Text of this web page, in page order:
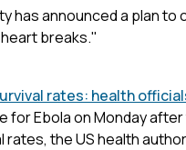
has announced a plan
breaks."
rates: health
Ebola on Monday
the US health